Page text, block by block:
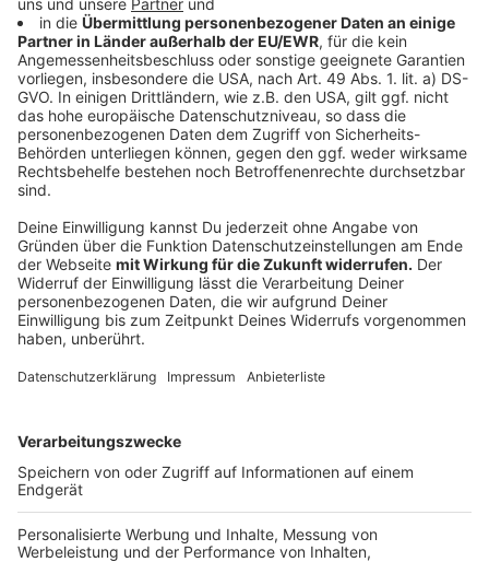
Anzeige
Weitere Meldungen aus unserer Stadt
Anzeige
Vergleichsweise günstiges Wasser bei uns
Feuerwehr Leverkusen löscht Brand in Dachgeschoss
in Opladen
Große Bahnbaustelle in Leverkusen startet